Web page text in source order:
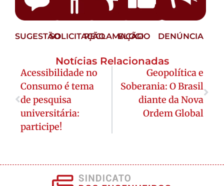
SUGESTÃOSOLICITAÇÃORECLAMAÇÃO
ELOGIO DENÚNCIA
Notícias Relacionadas
Acessibilidade no
Consumo é tema
de pesquisa
universitária:
participe!
Geopolítica e
Soberania: O Brasil
diante da Nova
Ordem Global